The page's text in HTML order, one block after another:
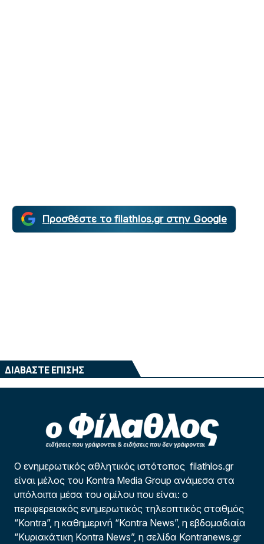
Προσθέστε το filathlos.gr στην Google
ΔΙΑΒΑΣΤΕ ΕΠΙΣΗΣ
Ο ενημερωτικός αθλητικός ιστότοπος filathlos.gr
είναι μέλος του Kontra Media Group ανάμεσα στα
υπόλοιπα μέσα του ομίλου που είναι: ο
περιφερειακός ενημερωτικός τηλεοπτικός σταθμός
“Kontra”, η καθημερινή “Kontra News”, η εβδομαδιαία
“Κυριακάτικη Kontra News”, η σελίδα Kontranews.gr